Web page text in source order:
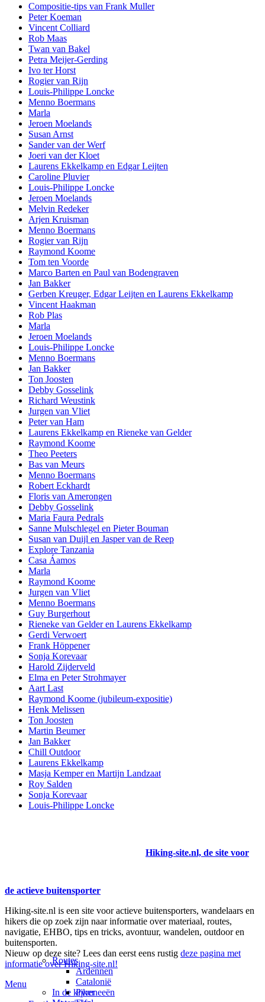
Compositie-tips van Frank Muller
Peter Koeman
Vincent Colliard
Rob Maas
Twan van Bakel
Petra Meijer-Gerding
Ivo ter Horst
Rogier van Rijn
Louis-Philippe Loncke
Menno Boermans
Marla
Jeroen Moelands
Susan Arnst
Sander van der Werf
Joeri van der Kloet
Laurens Ekkelkamp en Edgar Leijten
Caroline Pluvier
Louis-Philippe Loncke
Jeroen Moelands
Melvin Redeker
Arjen Kruisman
Menno Boermans
Rogier van Rijn
Raymond Koome
Tom ten Voorde
Marco Barten en Paul van Bodengraven
Jan Bakker
Gerben Kreuger, Edgar Leijten en Laurens Ekkelkamp
Vincent Haakman
Rob Plas
Marla
Jeroen Moelands
Louis-Philippe Loncke
Menno Boermans
Jan Bakker
Ton Joosten
Debby Gosselink
Richard Weustink
Jurgen van Vliet
Peter van Ham
Laurens Ekkelkamp en Rieneke van Gelder
Raymond Koome
Theo Peeters
Bas van Meurs
Menno Boermans
Robert Eckhardt
Floris van Amerongen
Debby Gosselink
Maria Faura Pedrals
Sanne Mulschlegel en Pieter Bouman
Susan van Duijl en Jasper van de Reep
Explore Tanzania
Casa Áamos
Marla
Raymond Koome
Jurgen van Vliet
Menno Boermans
Guy Burgerhout
Rieneke van Gelder en Laurens Ekkelkamp
Gerdi Verwoert
Frank Höppener
Sonja Korevaar
Harold Zijderveld
Elma en Peter Strohmayer
Aart Last
Raymond Koome (jubileum-expositie)
Henk Melissen
Ton Joosten
Martin Beumer
Jan Bakker
Chill Outdoor
Laurens Ekkelkamp
Masja Kemper en Martijn Landzaat
Roy Salden
Sonja Korevaar
Louis-Philippe Loncke
Hiking-site.nl, de site voor
de actieve buitensporter
Hiking-site.nl is een site voor actieve buitensporters, wandelaars en
hikers die op zoek zijn naar informatie over materiaal, routes,
navigatie, EHBO, tips en tricks, avontuur, wandelen, outdoor en
buitensporten.
Nieuw op deze site? Lees dan eerst eens rustig deze pagina met
informatie over Hiking-site.nl!
Menu
In de kijker
Routes
Ardennen
Catalonië
Pyreneeën